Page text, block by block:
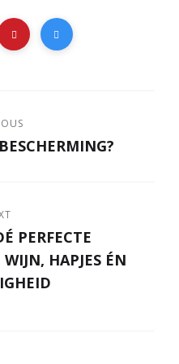
PERFECTE
HAPJES ÉN